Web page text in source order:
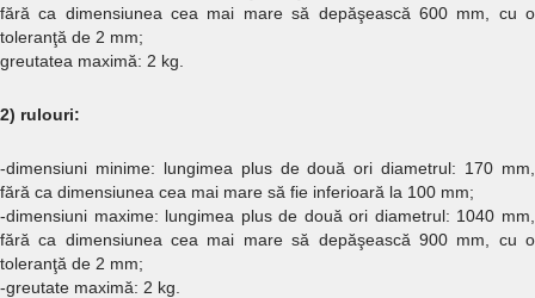
fără ca dimensiunea cea mai mare să depăşească 600 mm, cu o
toleranţă de 2 mm;
greutatea maximă: 2 kg.
2) rulouri:
-dimensiuni minime: lungimea plus de două ori diametrul: 170 mm,
fără ca dimensiunea cea mai mare să fie inferioară la 100 mm;
-dimensiuni maxime: lungimea plus de două ori diametrul: 1040 mm,
fără ca dimensiunea cea mai mare să depăşească 900 mm, cu o
toleranţă de 2 mm;
-greutate maximă: 2 kg.